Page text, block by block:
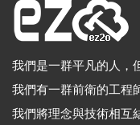
我們是一群平凡的人，
我們有一群前衛的工程
我們將理念與技術相互